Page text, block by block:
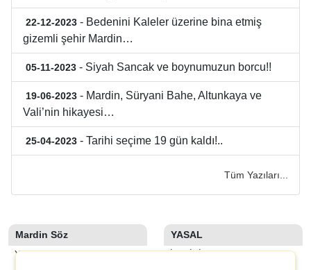
22-12-2023 - Bedenini Kaleler üzerine bina etmiş
gizemli şehir Mardin…
05-11-2023 - Siyah Sancak ve boynumuzun borcu!!
19-06-2023 - Mardin, Süryani Bahe, Altunkaya ve
Vali’nin hikayesi…
25-04-2023 - Tarihi seçime 19 gün kaldı!..
Tüm Yazıları...
Mardin Söz
YAZARLAR
YASAL
İLETIŞIM